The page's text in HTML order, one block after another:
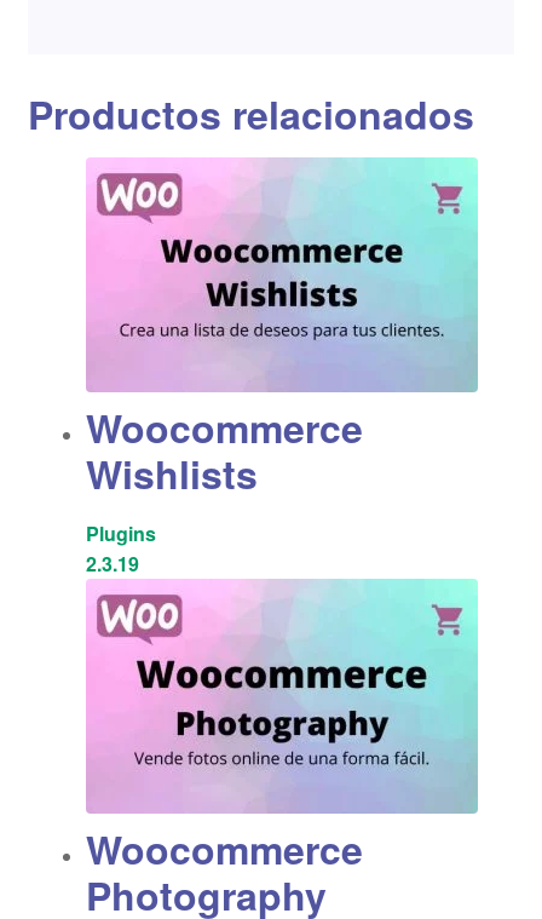
Productos relacionados
Woocommerce
Wishlists
Plugins
2.3.19
Woocommerce
Photography